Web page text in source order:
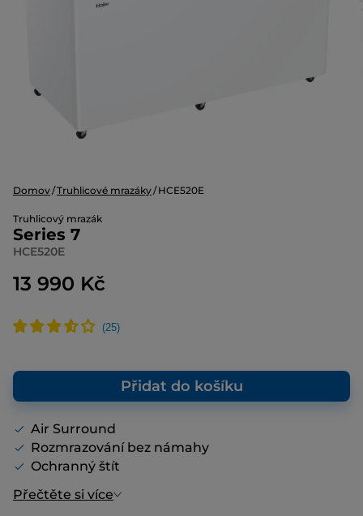
Domov Truhlicové mrazáky HCE520E
Truhlicový mrazák
Series 7
HCE520E
13 990 Kč
Přidat do košíku
Air Surround
Rozmrazování bez námahy
Ochranný štít
Přečtěte si více